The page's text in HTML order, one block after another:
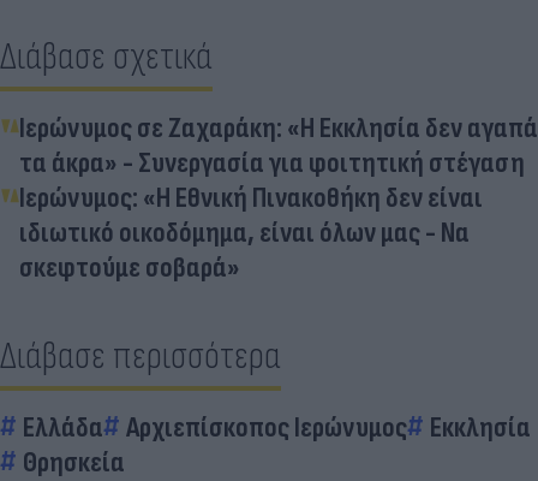
Διάβασε σχετικά
Ιερώνυμος σε Ζαχαράκη: «Η Εκκλησία δεν αγαπά
τα άκρα» - Συνεργασία για φοιτητική στέγαση
Ιερώνυμος: «Η Εθνική Πινακοθήκη δεν είναι
ιδιωτικό οικοδόμημα, είναι όλων μας - Να
σκεφτούμε σοβαρά»
Διάβασε περισσότερα
Ελλάδα Αρχιεπίσκοπος Ιερώνυμος
Εκκλησία
Θρησκεία